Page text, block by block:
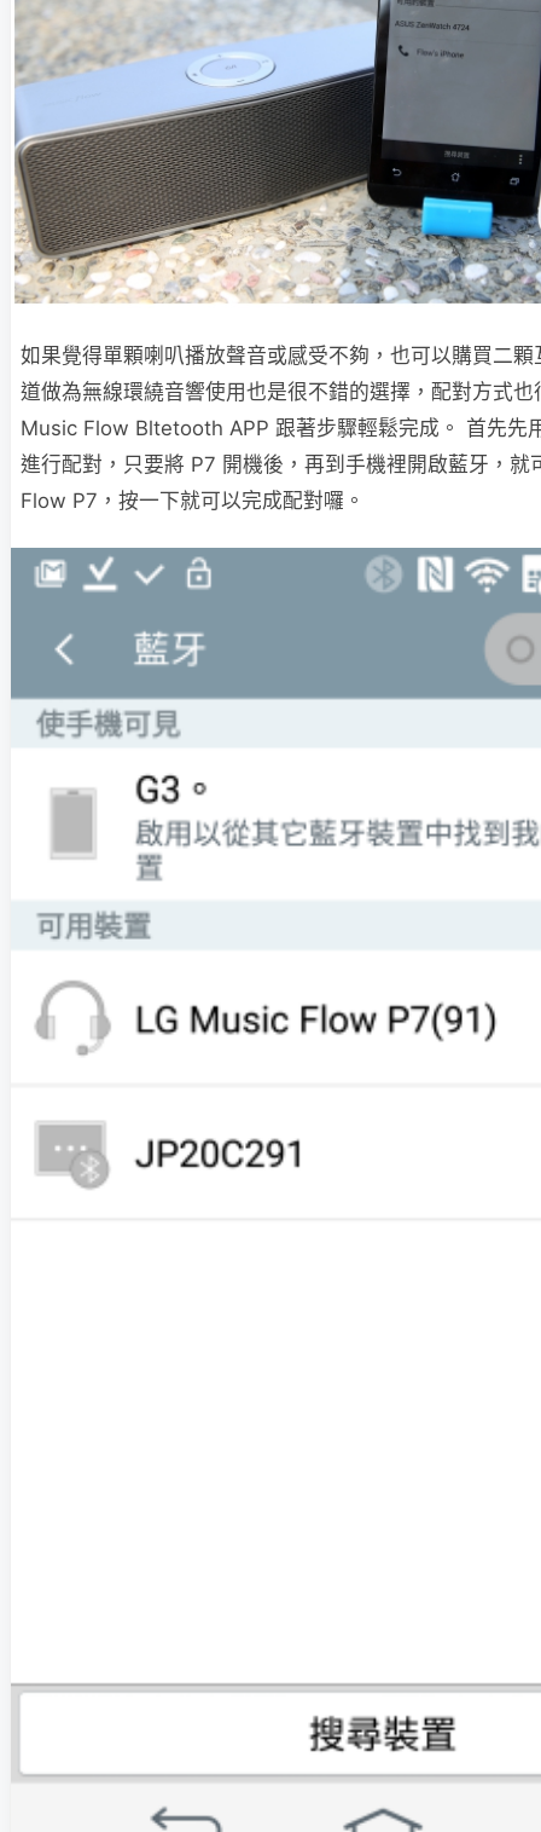
如果覺得單顆喇叭播放聲音或感受不夠，也可以購買二
道做為無線環繞音響使用也是很不錯的選擇，配對方式
Music Flow Bltetooth APP 跟著步驟輕鬆完成。 首先先
進行配對，只要將 P7 開機後，再到手機裡開啟藍牙，就
Flow P7，按一下就可以完成配對囉。